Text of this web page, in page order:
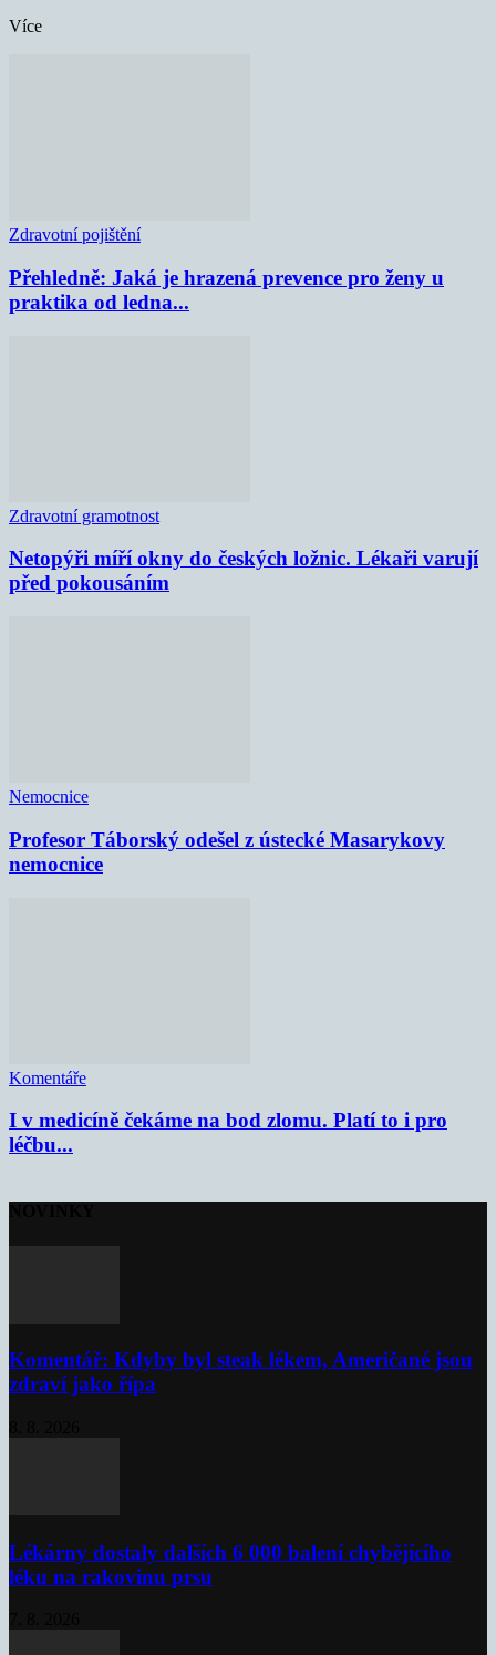
Více
Zdravotní pojištění
Přehledně: Jaká je hrazená prevence pro ženy u
praktika od ledna...
Zdravotní gramotnost
Netopýři míří okny do českých ložnic. Lékaři varují
před pokousáním
Nemocnice
Profesor Táborský odešel z ústecké Masarykovy
nemocnice
Komentáře
I v medicíně čekáme na bod zlomu. Platí to i pro
léčbu...
Komentář: Kdyby byl steak lékem, Američané jsou
zdraví jako řípa
Lékárny dostaly dalších 6 000 balení chybějícího
léku na rakovinu prsu